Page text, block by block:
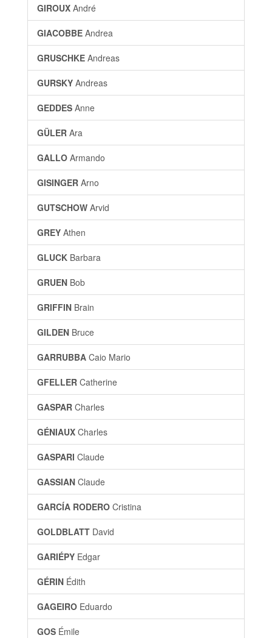
GIROUX André
GIACOBBE Andrea
GRUSCHKE Andreas
GURSKY Andreas
GEDDES Anne
GÜLER Ara
GALLO Armando
GISINGER Arno
GUTSCHOW Arvid
GREY Athen
GLUCK Barbara
GRUEN Bob
GRIFFIN Brain
GILDEN Bruce
GARRUBBA Caio Mario
GFELLER Catherine
GASPAR Charles
GÉNIAUX Charles
GASPARI Claude
GASSIAN Claude
GARCÍA RODERO Cristina
GOLDBLATT David
GARIÉPY Edgar
GÉRIN Édith
GAGEIRO Eduardo
GOS Émile